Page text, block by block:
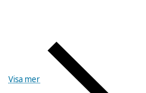
Visa mer